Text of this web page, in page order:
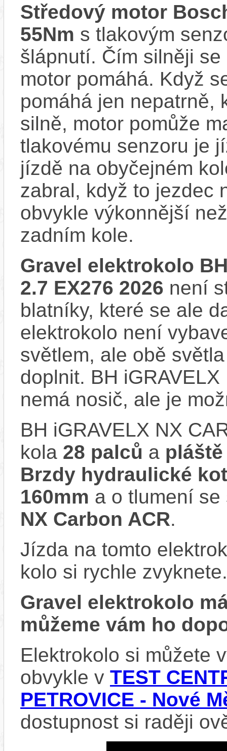
Středový motor
55Nm s tlakovým
šlápnutí. Čím silněji
motor pomáhá. Když
pomáhá jen nepatrně,
silně, motor pomůže
tlakovému senzoru je
jízdě na obyčejném
zabral, když to jezdec
obvykle výkonnější
zadním kole.
Gravel elektrokolo
2.7 EX276 2026 není
blatníky, které se ale
elektrokolo není
světlem, ale obě
doplnit. BH
nemá nosič, ale je
BH iGRAVELX NX
kola 28 palců a
Brzdy hydraulické
160mm a o tlumení
NX Carbon ACR.
Jízda na tomto
kolo si rychle zvyknete.
Gravel elektrokolo
můžeme vám ho
Elektrokolo si můžete
obvykle v TEST
PETROVICE - Nové
dostupnost si raději